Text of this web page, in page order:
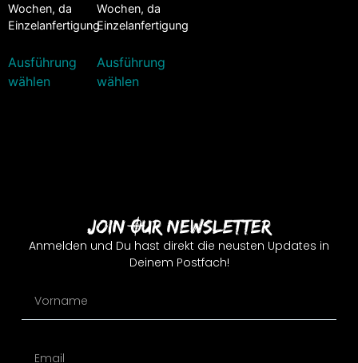
Wochen, da
Einzelanfertigung
Ausführung
wählen
Wochen, da
Einzelanfertigung
Ausführung
wählen
Join Our Newsletter
Anmelden und Du hast direkt die neusten Updates in
Deinem Postfach!